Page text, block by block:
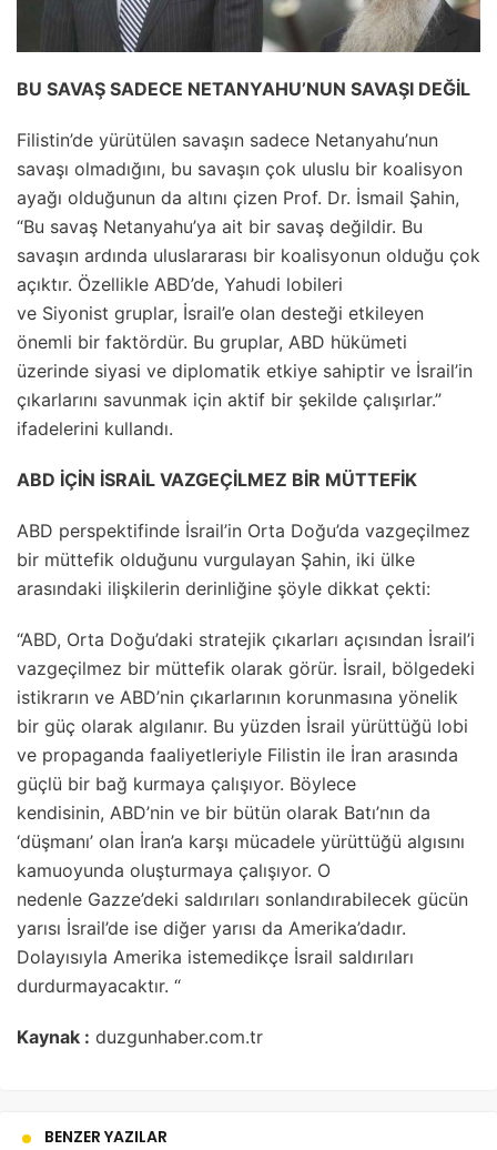
BU SAVAŞ SADECE NETANYAHU’NUN SAVAŞI DEĞİL
Filistin’de yürütülen savaşın sadece Netanyahu’nun
savaşı olmadığını, bu savaşın çok uluslu bir koalisyon
ayağı olduğunun da altını çizen Prof. Dr. İsmail Şahin,
“Bu savaş Netanyahu’ya ait bir savaş değildir. Bu
savaşın ardında uluslararası bir koalisyonun olduğu çok
açıktır. Özellikle ABD’de, Yahudi lobileri
ve Siyonist gruplar, İsrail’e olan desteği etkileyen
önemli bir faktördür. Bu gruplar, ABD hükümeti
üzerinde siyasi ve diplomatik etkiye sahiptir ve İsrail’in
çıkarlarını savunmak için aktif bir şekilde çalışırlar.”
ifadelerini kullandı.
ABD İÇİN İSRAİL VAZGEÇİLMEZ BİR MÜTTEFİK
ABD perspektifinde İsrail’in Orta Doğu’da vazgeçilmez
bir müttefik olduğunu vurgulayan Şahin, iki ülke
arasındaki ilişkilerin derinliğine şöyle dikkat çekti:
“ABD, Orta Doğu’daki stratejik çıkarları açısından İsrail’i
vazgeçilmez bir müttefik olarak görür. İsrail, bölgedeki
istikrarın ve ABD’nin çıkarlarının korunmasına yönelik
bir güç olarak algılanır. Bu yüzden İsrail yürüttüğü lobi
ve propaganda faaliyetleriyle Filistin ile İran arasında
güçlü bir bağ kurmaya çalışıyor. Böylece
kendisinin, ABD’nin ve bir bütün olarak Batı’nın da
‘düşmanı’ olan İran’a karşı mücadele yürüttüğü algısını
kamuoyunda oluşturmaya çalışıyor. O
nedenle Gazze’deki saldırıları sonlandırabilecek gücün
yarısı İsrail’de ise diğer yarısı da Amerika’dadır.
Dolayısıyla Amerika istemedikçe İsrail saldırıları
durdurmayacaktır. “
Kaynak : duzgunhaber.com.tr
BENZER YAZILAR